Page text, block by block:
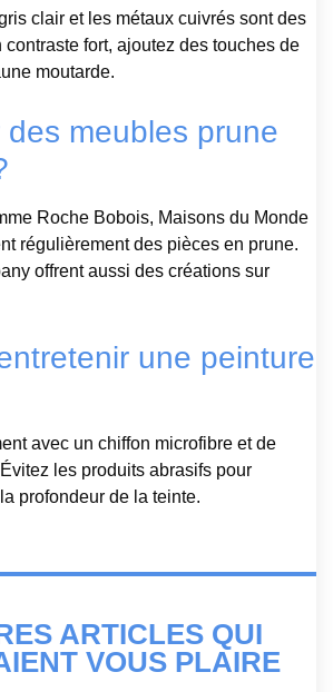
clair et les métaux cuivrés sont des
fort, ajoutez des touches de
moutarde.
meubles prune
Roche Bobois, Maisons du Monde
régulièrement des pièces en prune.
offrent aussi des créations sur
une peinture
avec un chiffon microfibre et de
les produits abrasifs pour
profondeur de la teinte.
ARTICLES QUI
VOUS PLAIRE